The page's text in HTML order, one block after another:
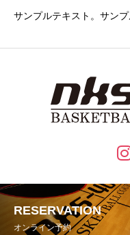
サンプルテキスト。サンプ
RESERVATION
オンライン予約